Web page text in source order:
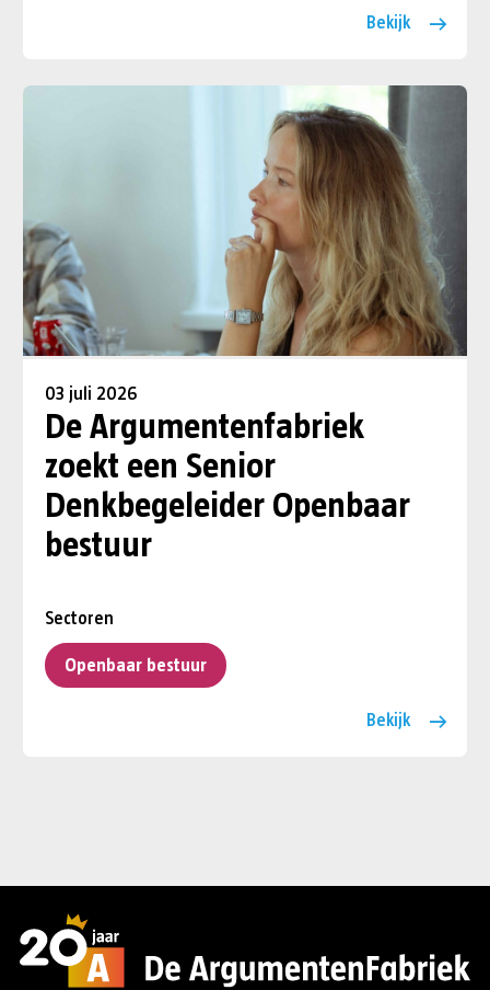
Bekijk
03 juli 2026
De Argumentenfabriek
zoekt een Senior
Denkbegeleider Openbaar
bestuur
Sectoren
Openbaar bestuur
Bekijk